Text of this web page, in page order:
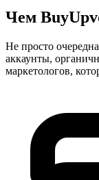
Чем
Не просто
аккаунты,
маркетологов,